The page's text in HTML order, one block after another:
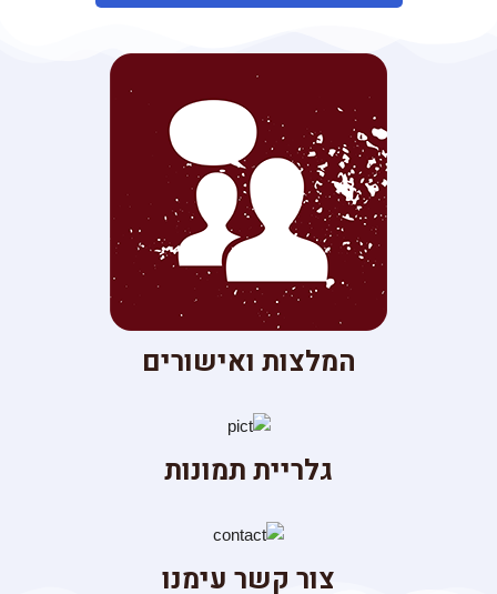
המלצות ואישורים
גלריית תמונות
צור קשר עימנו